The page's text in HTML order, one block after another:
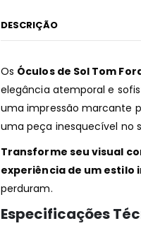
DESCRIÇÃO
Os Óculos de Sol Tom
elegância atemporal e
uma impressão marcante
uma peça inesquecível no
Transforme seu visual
experiência de um estilo
perduram.
Especificações